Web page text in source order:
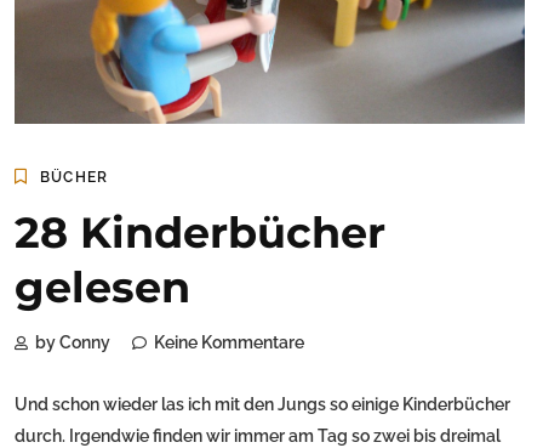
BÜCHER
28 Kinderbücher
gelesen
by Conny Keine Kommentare
Und schon wieder las ich mit den Jungs so einige Kinderbücher
durch. Irgendwie finden wir immer am Tag so zwei bis dreimal